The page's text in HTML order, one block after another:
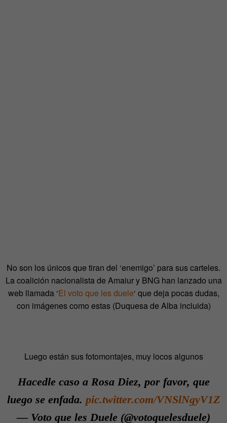
No son los únicos que tiran del ‘enemigo’ para sus carteles.
La coalición nacionalista de Amaiur y BNG han lanzado una
web llamada ‘El voto que les duele‘ que deja pocas dudas,
con imágenes como estas (Duquesa de Alba incluida)
Luego están sus fotomontajes, muy locos algunos
Hacedle caso a Rosa Diez, por favor, que
luego se enfada. pic.twitter.com/VNSlNgyV1Z
— Voto que les Duele (@votoquelesduele)